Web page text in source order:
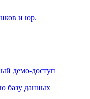
и юр.
демо-доступ
базу данных